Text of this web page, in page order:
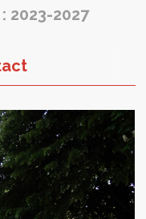
2023-2027